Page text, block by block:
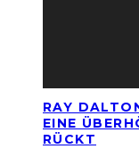
RAY
EINE
RÜCKT